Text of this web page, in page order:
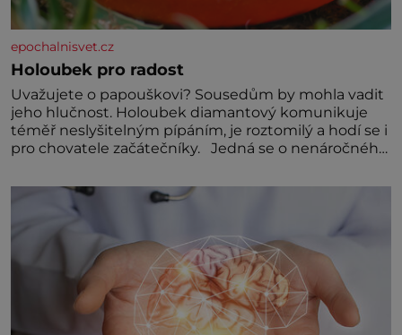
epochalnisvet.cz
Holoubek pro radost
Uvažujete o papouškovi? Sousedům by mohla vadit
jeho hlučnost. Holoubek diamantový komunikuje
téměř neslyšitelným pípáním, je roztomilý a hodí se i
pro chovatele začátečníky. Jedná se o nenáročného
Hodně času tráví na zemi, kde sbírá zbytky semínek
Jeho domovinou je prakticky celá Austrálie s
výjimkou pobřežní oblasti.